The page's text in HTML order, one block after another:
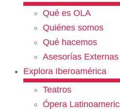
Qué es OLA
Quiénes somos
Qué hacemos
Asesorías Externas
Explora Iberoamérica
Teatros
Ópera